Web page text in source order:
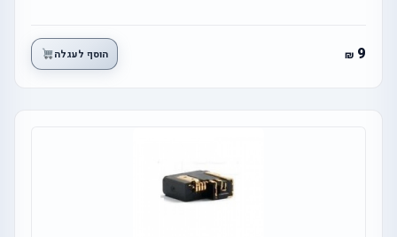
9 הוסף לעגלה